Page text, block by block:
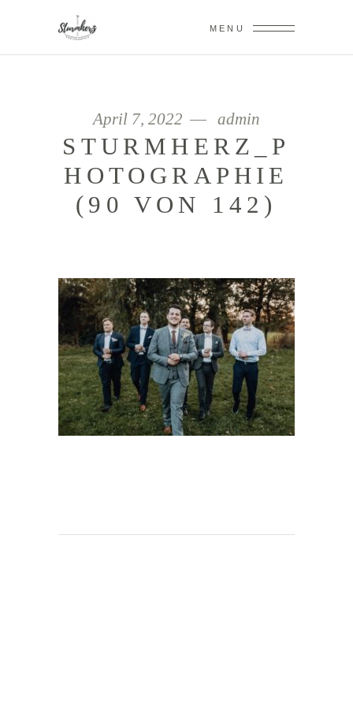
MENU
April 7, 2022 admin
STURMHERZ_P
HOTOGRAPHIE
(90 VON 142)